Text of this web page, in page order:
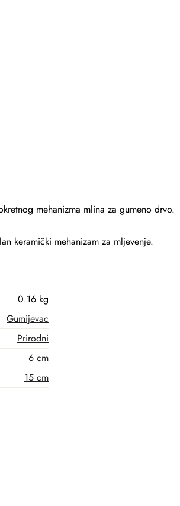
mehanizma mlina za gumeno drvo.
keramički mehanizam za mljevenje.
0.16 kg
Gumijevac
Prirodni
6 cm
15 cm